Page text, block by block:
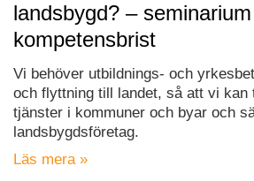
landsbygd? –
kompetensbrist
Vi behöver utbildnings- och
och flyttning till landet, så att vi kan
tjänster i kommuner och byar och
landsbygdsföretag.
Läs mera »